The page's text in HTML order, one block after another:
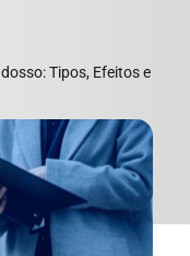
Tipos, Efeitos e